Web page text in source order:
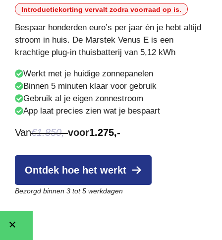
Introductiekorting vervalt zodra voorraad op is.
Bespaar honderden euro’s per jaar én je hebt altijd
stroom in huis. De Marstek Venus E is een
krachtige plug-in thuisbatterij van 5,12 kWh
Werkt met je huidige zonnepanelen
Binnen 5 minuten klaar voor gebruik
Gebruik al je eigen zonnestroom
App laat precies zien wat je bespaart
Van€1.850,-voor1.275,-
Ontdek hoe het werkt
Bezorgd binnen 3 tot 5 werkdagen